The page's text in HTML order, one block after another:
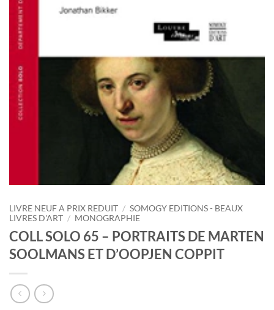
LIVRE NEUF A PRIX REDUIT / SOMOGY EDITIONS - BEAUX
LIVRES D'ART / MONOGRAPHIE
COLL SOLO 65 – PORTRAITS DE MARTEN
SOOLMANS ET D’OOPJEN COPPIT